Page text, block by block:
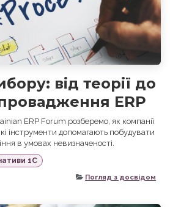
від теорії до
ERP
ERP Forum розберемо, як компанії
інструменти допомагають побудувати
в умовах невизначеності.
1С
Погляд з досвідом